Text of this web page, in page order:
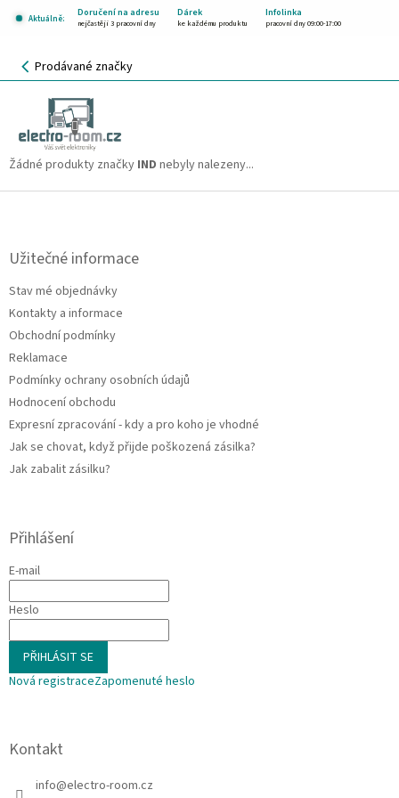
Aktuálně:
Doručení na adresu Dárek Infolinka
nejčastěji 3 pracovní dny ke každému produktu pracovní dny 09:00-17:00
NÁKUPNÍ
KOŠÍK
Prodávané značky
Žádné produkty značky IND nebyly nalezeny...
Z
Užitečné informace
Stav mé objednávky
Kontakty a informace
Obchodní podmínky
Reklamace
Podmínky ochrany osobních údajů
Hodnocení obchodu
Expresní zpracování - kdy a pro koho je vhodné
Jak se chovat, když přijde poškozená zásilka?
Jak zabalit zásilku?
Přihlášení
E-mail
Heslo
PŘIHLÁSIT SE
Nová registraceZapomenuté heslo
Kontakt
info@electro-room.cz